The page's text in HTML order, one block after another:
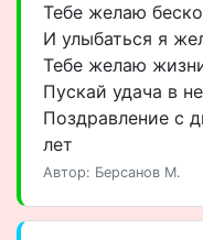
Тебе желаю
И улыбаться я
Тебе желаю
Пускай удача в
Поздравление с
лет
Автор: Берсанов М.